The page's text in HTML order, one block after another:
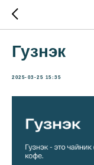
Гузнэк
2025-03-25 15:35